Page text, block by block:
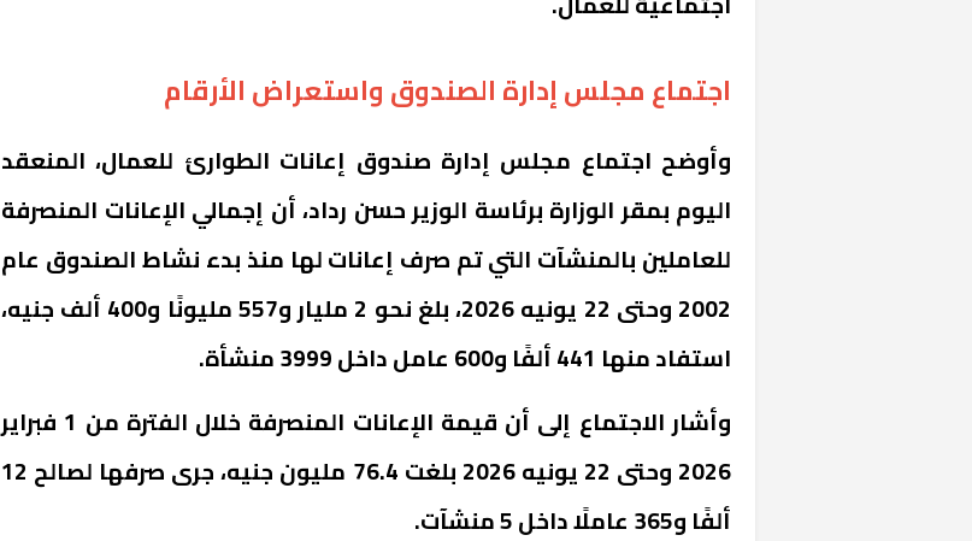
اجتماع مجلس إدارة الصندوق واستعراض الأرقام
وأوضح اجتماع مجلس إدارة صندوق إعانات الطوارئ للعمال، المنعقد
اليوم بمقر الوزارة برئاسة الوزير حسن رداد، أن إجمالي الإعانات المنصرفة
للعاملين بالمنشآت التي تم صرف إعانات لها منذ بدء نشاط الصندوق عام
2002 وحتى 22 يونيه 2026، بلغ نحو 2 مليار و557 مليونًا و400 ألف جنيه،
استفاد منها 441 ألفًا و600 عامل داخل 3999 منشأة.
وأشار الاجتماع إلى أن قيمة الإعانات المنصرفة خلال الفترة من 1 فبراير
2026 وحتى 22 يونيه 2026 بلغت 76.4 مليون جنيه، جرى صرفها لصالح 12
ألفًا و365 عاملًا داخل 5 منشآت.